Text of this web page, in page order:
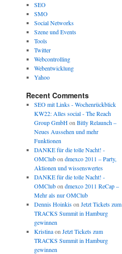
SEO
SMO
Social Networks
Szene und Events
Tools
Twitter
Webcontrolling
Webentwicklung
Yahoo
Recent Comments
SEO mit Links - Wochenrückblick
KW22: Alles social - The Reach
Group GmbHon Bitly Relaunch –
Neues Aussehen und mehr
Funktionen
DANKE für die tolle Nacht! -
OMClubon dmexco 2011 – Party,
Aktionen und wissenswertes
DANKE für die tolle Nacht! -
OMClubon dmexco 2011 ReCap –
Mehr als nur OMClub
Dennis Hoinkison Jetzt Tickets zum
TRACKS Summit in Hamburg
gewinnen
Kristinaon Jetzt Tickets zum
TRACKS Summit in Hamburg
gewinnen